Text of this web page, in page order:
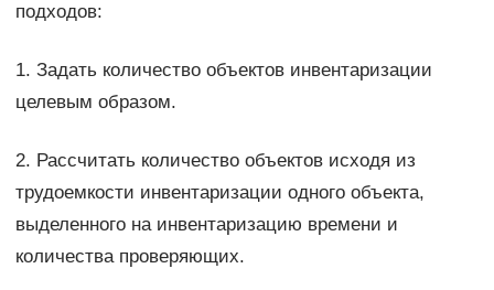
подходов:
1. Задать количество объектов инвентаризации
целевым образом.
2. Рассчитать количество объектов исходя из
трудоемкости инвентаризации одного объекта,
выделенного на инвентаризацию времени и
количества проверяющих.